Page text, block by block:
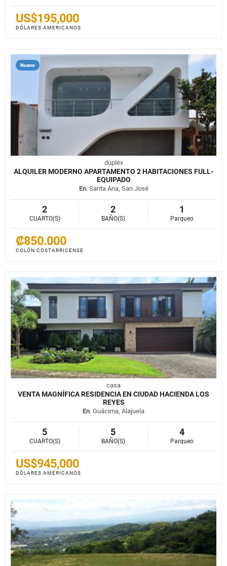
US$195,000
DÓLARES AMERICANOS
Nuevo
dúplex
ALQUILER MODERNO APARTAMENTO 2 HABITACIONES FULL-
EQUIPADO
En: Santa Ana, San José
2
CUARTO(S)
2
BAÑO(S)
1
Parqueo
₡850.000
COLÓN COSTARRICENSE
casa
VENTA MAGNÍFICA RESIDENCIA EN CIUDAD HACIENDA LOS
REYES
En: Guácima, Alajuela
5
CUARTO(S)
5
BAÑO(S)
4
Parqueo
US$945,000
DÓLARES AMERICANOS